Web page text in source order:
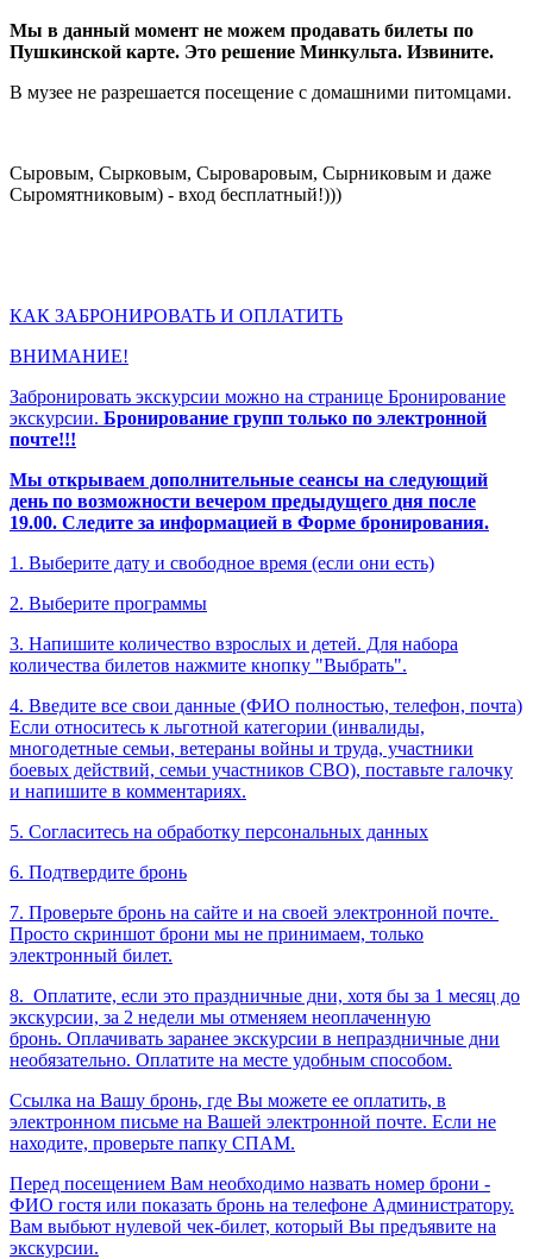
Мы в данный момент не можем продавать билеты по
Пушкинской карте. Это решение Минкульта. Извините.
В музее не разрешается посещение с домашними питомцами.
Сыровым, Сырковым, Сыроваровым, Сырниковым и даже
Сыромятниковым) - вход бесплатный!)))
КАК ЗАБРОНИРОВАТЬ И ОПЛАТИТЬ
ВНИМАНИЕ!
Забронировать экскурсии можно на странице Бронирование
экскурсии. Бронирование групп только по электронной
почте!!!
Мы открываем дополнительные сеансы на следующий
день по возможности вечером предыдущего дня после
19.00. Следите за информацией в Форме бронирования.
1. Выберите дату и свободное время (если они есть)
2. Выберите программы
3. Напишите количество взрослых и детей. Для набора
количества билетов нажмите кнопку "Выбрать".
4. Введите все свои данные (ФИО полностью, телефон, почта)
Если относитесь к льготной категории (инвалиды,
многодетные семьи, ветераны войны и труда, участники
боевых действий, семьи участников СВО), поставьте галочку
и напишите в комментариях.
5. Согласитесь на обработку персональных данных
6. Подтвердите бронь
7. Проверьте бронь на сайте и на своей электронной почте.
Просто скриншот брони мы не принимаем, только
электронный билет.
8. Оплатите, если это праздничные дни, хотя бы за 1 месяц до
экскурсии, за 2 недели мы отменяем неоплаченную
бронь. Оплачивать заранее экскурсии в непраздничные дни
необязательно. Оплатите на месте удобным способом.
Ссылка на Вашу бронь, где Вы можете ее оплатить, в
электронном письме на Вашей электронной почте. Если не
находите, проверьте папку СПАМ.
Перед посещением Вам необходимо назвать номер брони -
ФИО гостя или показать бронь на телефоне Администратору.
Вам выбьют нулевой чек-билет, который Вы предъявите на
экскурсии.